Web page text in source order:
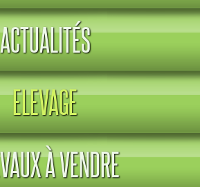
ACTUALITÉS
ELEVAGE
À VENDRE